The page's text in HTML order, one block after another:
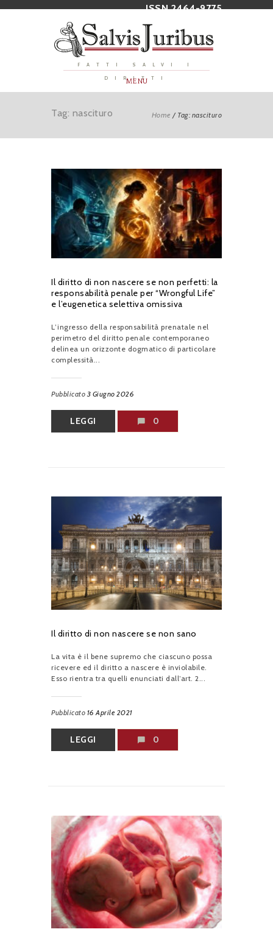
ISSN 2464-9775
FATTI SALVI I
DIRITTI
MENU
Home / Tag: nascituro
Tag: nascituro
Il diritto di non nascere se non perfetti: la
responsabilità penale per “Wrongful Life”
e l’eugenetica selettiva omissiva
L’ingresso della responsabilità prenatale nel
perimetro del diritto penale contemporaneo
delinea un orizzonte dogmatico di particolare
complessità...
Pubblicato 3 Giugno 2026
LEGGI 0
Il diritto di non nascere se non sano
La vita è il bene supremo che ciascuno possa
ricevere ed il diritto a nascere è inviolabile.
Esso rientra tra quelli enunciati dall’art. 2...
Pubblicato 16 Aprile 2021
LEGGI 0